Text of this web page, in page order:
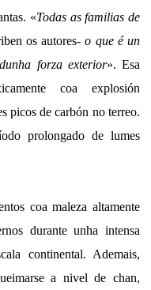
«Todas as familias de
os autores-o que é un
forza exterior». Esa
coa explosión
picos de carbón no terreo.
prolongado de lumes
coa maleza altamente
durante unha intensa
continental. Ademais,
a nivel de chan,